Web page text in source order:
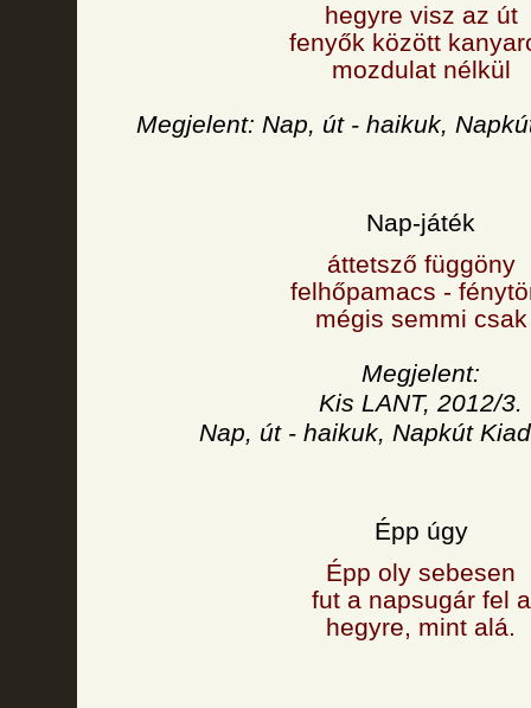
hegyre visz az út
fenyők között
mozdulat nélkül
Megjelent: Nap, út - haikuk,
Nap-játék
áttetsző függöny
felhőpamacs -
mégis semmi csak
Megjelent:
Kis LANT, 2012/3.
Nap, út - haikuk, Napkút
Épp úgy
Épp oly sebesen
fut a napsugár fel a
hegyre, mint alá.